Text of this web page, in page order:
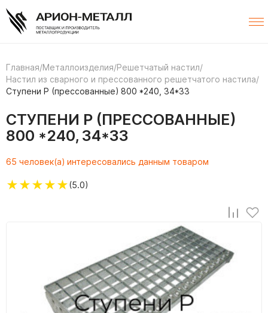
Главная/Металлоизделия/Решетчатый настил/
Настил из сварного и прессованного решетчатого настила/
Ступени P (прессованные) 800 *240, 34*33
СТУПЕНИ P (ПРЕССОВАННЫЕ)
800 *240, 34*33
65 человек(а) интересовались данным товаром
★★★★★(5.0)